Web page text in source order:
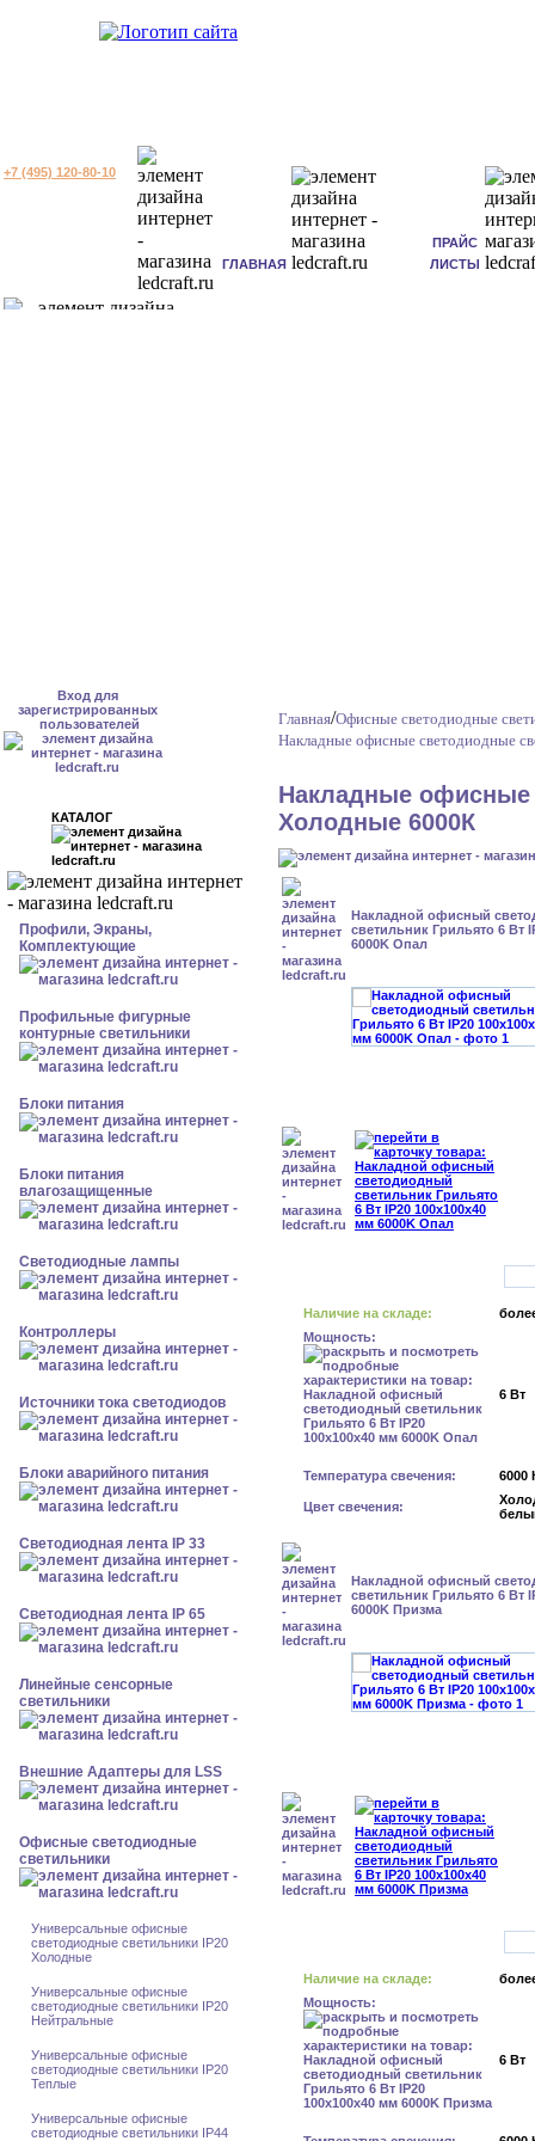
+7 (495) 120-80-10
ГЛАВНАЯ
ПРАЙС
ЛИСТЫ
Вход для
зарегистрированных
пользователей
КАТАЛОГ
Профили, Экраны,
Комплектующие
Профильные фигурные
контурные светильники
Блоки питания
Блоки питания
влагозащищенные
Светодиодные лампы
Контроллеры
Источники тока светодиодов
Блоки аварийного питания
Светодиодная лента IP 33
Светодиодная лента IP 65
Линейные сенсорные
светильники
Внешние Адаптеры для LSS
Офисные светодиодные
светильники
Универсальные офисные
светодиодные светильники IP20
Холодные
Универсальные офисные
светодиодные светильники IP20
Нейтральные
Универсальные офисные
светодиодные светильники IP20
Теплые
Универсальные офисные
светодиодные светильники IP44
Главная/Офисные светодиодные
Накладные офисные светодиодные
Накладные офисные
Холодные 6000К
Накладной офисный
светильник Грильято 6 Вт
6000K Опал
Наличие на складе:
Мощность:
6 Вт
Температура свечения: 6000
Цвет свечения:
Накладной офисный
светильник Грильято 6 Вт
6000K Призма
Наличие на складе:
Мощность:
6 Вт